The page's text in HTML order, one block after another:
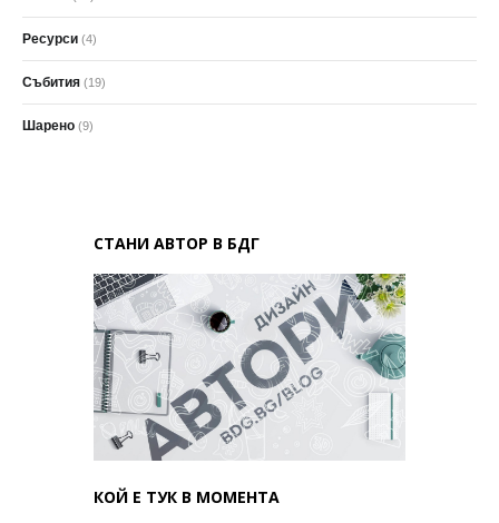
Ресурси (4)
Събития (19)
Шарено (9)
СТАНИ АВТОР В БДГ
КОЙ Е ТУК В МОМЕНТА